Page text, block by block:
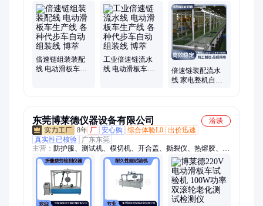
筒线、链板线、隧道炉烘干线、倍速链线、装配线、倍速链装配
流水线、装配流水线、垂直往复式提升机、连续式升降机、空调
装配线、链板组装流水线、倍速链输送机、装配生产线、空调钣
金加工生产线、工作台倍速链输送线、悬挂式输送线、皮带流水
线、尼龙倍速链装配线、链条式输送线、物流升降机
倍速链组装装配
线 电动滑板车生
工业倍速链流水
线 电动滑板车生
倍速链装配流水
线 家电整机自动
东莞博莱德仪器设备有限公司
洽谈
8年 厂 安心购 综合体验L0 出价迅速
真实性已核验
广东东莞
主营： 防护服、测试机、模切机、开合盖、撕裂仪、热熔胶、络
筒机、保护膜、pcb耐折、测量仪、拉力仪、霰弹袋、触摸屏、
铅笔芯、气流仪、冷冻箱、测定仪、小样机、贴合机、力测试、
光源箱、划圆机、刮划机、纸环压、水凝胶涂布机